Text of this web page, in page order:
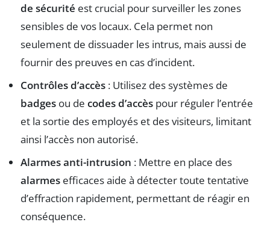
de sécurité est crucial pour surveiller les zones
sensibles de vos locaux. Cela permet non
seulement de dissuader les intrus, mais aussi de
fournir des preuves en cas d’incident.
Contrôles d’accès : Utilisez des systèmes de
badges ou de codes d’accès pour réguler l’entrée
et la sortie des employés et des visiteurs, limitant
ainsi l’accès non autorisé.
Alarmes anti-intrusion : Mettre en place des
alarmes efficaces aide à détecter toute tentative
d’effraction rapidement, permettant de réagir en
conséquence.